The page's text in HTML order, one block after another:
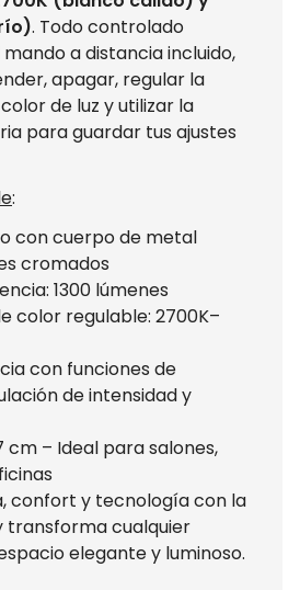
. Todo controlado
a distancia incluido,
apagar, regular la
de luz y utilizar la
para guardar tus ajustes
:
con cuerpo de metal
cromados
1300 lúmenes
color regulable: 2700K–
con funciones de
de intensidad y
– Ideal para salones,
confort y tecnología con la
transforma cualquier
elegante y luminoso.